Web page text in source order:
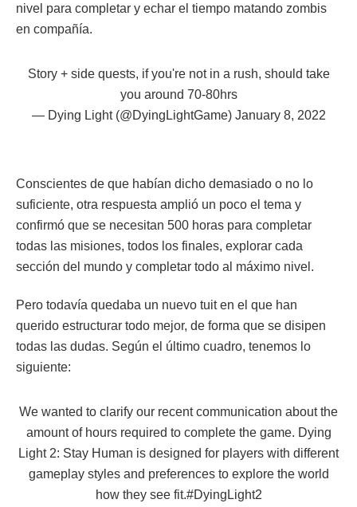
nivel para completar y echar el tiempo matando zombis
en compañía.
Story + side quests, if you're not in a rush, should take
you around 70-80hrs
— Dying Light (@DyingLightGame) January 8, 2022
Conscientes de que habían dicho demasiado o no lo
suficiente, otra respuesta amplió un poco el tema y
confirmó que se necesitan 500 horas para completar
todas las misiones, todos los finales, explorar cada
sección del mundo y completar todo al máximo nivel.
Pero todavía quedaba un nuevo tuit en el que han
querido estructurar todo mejor, de forma que se disipen
todas las dudas. Según el último cuadro, tenemos lo
siguiente:
We wanted to clarify our recent communication about the
amount of hours required to complete the game. Dying
Light 2: Stay Human is designed for players with different
gameplay styles and preferences to explore the world
how they see fit.#DyingLight2